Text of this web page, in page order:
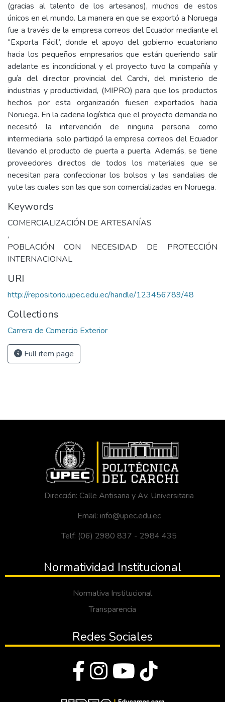
(gracias al talento de los artesanos), muchos de estos
únicos en el mundo. La manera en que se exportó a Noruega
fue a través de la empresa correos del Ecuador mediante el
“Exporta Fácil”, donde el apoyo del gobierno ecuatoriano
hacia los pequeños empresarios que están queriendo salir
adelante es incondicional y el proyecto tuvo la compañía y
guía del director provincial del Carchi, del ministerio de
industrias y productividad, (MIPRO) para que los productos
hechos por esta organización fuesen exportados hacia
Noruega. En la cadena logística que el proyecto demanda no
necesitó la intervención de ninguna persona como
intermediaria, solo participó la empresa correos del Ecuador
llevando el producto de puerta a puerta. Además, se tiene
proveedores directos de todos los materiales que se
necesitan para confeccionar los bolsos y las sandalias de
yute las cuales son las que son comercializadas en Noruega.
Keywords
COMERCIALIZACIÓN DE ARTESANÍAS
,
POBLACIÓN CON NECESIDAD DE PROTECCIÓN
INTERNACIONAL
URI
http://repositorio.upec.edu.ec/handle/123456789/48
Collections
Carrera de Comercio Exterior
Full item page
Dirección: Calle Antisana y Av. Universitaria
Email: info@upec.edu.ec
Telf: (06) 2980 837 - 2984 435
Normatividad Institucional
Normativa Institucional
Transparencia
Redes Sociales